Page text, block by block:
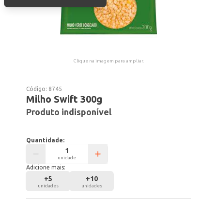
Clique na imagem para ampliar.
Código: 8745
Milho Swift 300g
Produto indisponível
Quantidade:
unidade
Adicione mais:
+5
unidades
+10
unidades